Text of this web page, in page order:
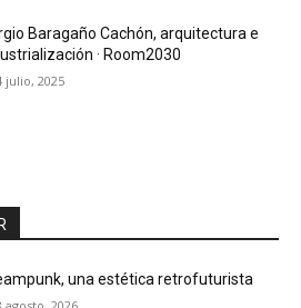
Baragaño Cachón, arquitectura e
· Room2030
julio, 2025
una estética retrofuturista